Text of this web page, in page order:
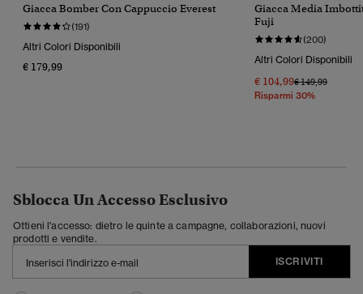
Giacca Bomber Con Cappuccio Everest
(191)
Altri Colori Disponibili
€ 179,99
Giacca Media
Fuji
(200)
Altri Colori Disponibili
€ 104,99Prezzo Ridotto
€ 149,99A
Risparmi 30%
Sblocca Un Accesso Esclusivo
Ottieni l'accesso: dietro le quinte a campagne, collaborazioni, nuovi
prodotti e vendite.
ISCRIVITI